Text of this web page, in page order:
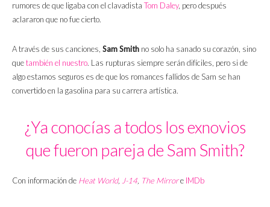
rumores de que ligaba con el clavadista Tom Daley, pero después
aclararon que no fue cierto.
A través de sus canciones, Sam Smith no solo ha sanado su corazón, sino
quetambién el nuestro. Las rupturas siempre serán difíciles, pero si de
algo estamos seguros es de que los romances fallidos de Sam se han
convertido en la gasolina para su carrera artística.
¿Ya conocías a todos los exnovios
que fueron pareja de Sam Smith?
Con información de Heat World, J-14, The Mirrore IMDb